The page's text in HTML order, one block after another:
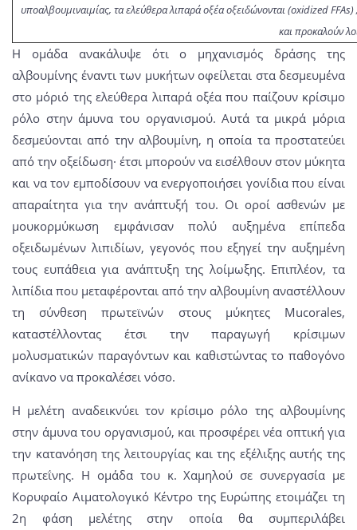
υποαλβουμιναιμίας, τα ελεύθερα λιπαρά οξέα οξειδώνονται (oxidized
και προκαλούν
Η ομάδα ανακάλυψε ότι ο μηχανισμός δράσης της
αλβουμίνης έναντι των μυκήτων οφείλεται στα δεσμευμένα
στο μόριό της ελεύθερα λιπαρά οξέα που παίζουν κρίσιμο
ρόλο στην άμυνα του οργανισμού. Αυτά τα μικρά μόρια
δεσμεύονται από την αλβουμίνη, η οποία τα προστατεύει
από την οξείδωση· έτσι μπορούν να εισέλθουν στον μύκητα
και να τον εμποδίσουν να ενεργοποιήσει γονίδια που είναι
απαραίτητα για την ανάπτυξή του. Οι οροί ασθενών με
μουκορμύκωση εμφάνισαν πολύ αυξημένα επίπεδα
οξειδωμένων λιπιδίων, γεγονός που εξηγεί την αυξημένη
τους ευπάθεια για ανάπτυξη της λοίμωξης. Επιπλέον, τα
λιπίδια που μεταφέρονται από την αλβουμίνη αναστέλλουν
τη σύνθεση πρωτεϊνών στους μύκητες Mucorales,
καταστέλλοντας έτσι την παραγωγή κρίσιμων
μολυσματικών παραγόντων και καθιστώντας το παθογόνο
ανίκανο να προκαλέσει νόσο.
Η μελέτη αναδεικνύει τον κρίσιμο ρόλο της αλβουμίνης
στην άμυνα του οργανισμού, και προσφέρει νέα οπτική για
την κατανόηση της λειτουργίας και της εξέλιξης αυτής της
πρωτεΐνης. Η ομάδα του κ. Χαμηλού σε συνεργασία με
Κορυφαίο Αιματολογικό Κέντρο της Ευρώπης ετοιμάζει τη
2η φάση μελέτης στην οποία θα συμπεριλάβει